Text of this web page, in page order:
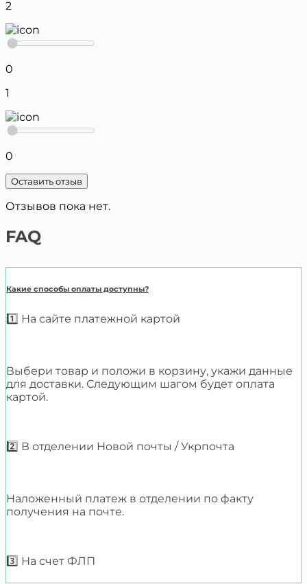
2
0
1
0
Оставить отзыв
Отзывов пока нет.
FAQ
Какие способы оплаты доступны?
1️⃣ На сайте платежной картой
Выбери товар и положи в корзину, укажи данные
для доставки. Следующим шагом будет оплата
картой.
2️⃣ В отделении Новой почты / Укрпочта
Наложенный платеж в отделении по факту
получения на почте.
3️⃣ На счет ФЛП